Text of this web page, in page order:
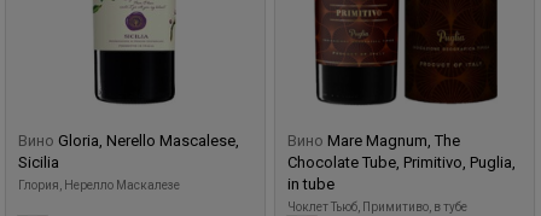
Вино Gloria, Nerello Mascalese,
Sicilia
Глория, Нерелло Маскалезе
Вино Mare Magnum, The
Chocolate Tube, Primitivo, Puglia,
in tube
Чоклет Тьюб, Примитиво, в тубе